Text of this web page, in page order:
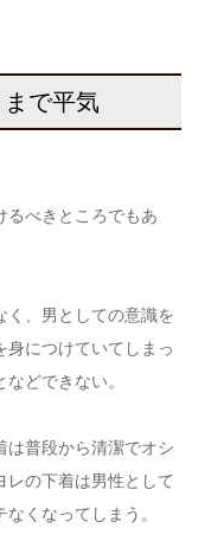
で平気
るべきところでもあ
く、男としての意識を
身につけていてしまっ
どできない。
は普段から清潔でオシ
レの下着は男性として
くなってしまう。